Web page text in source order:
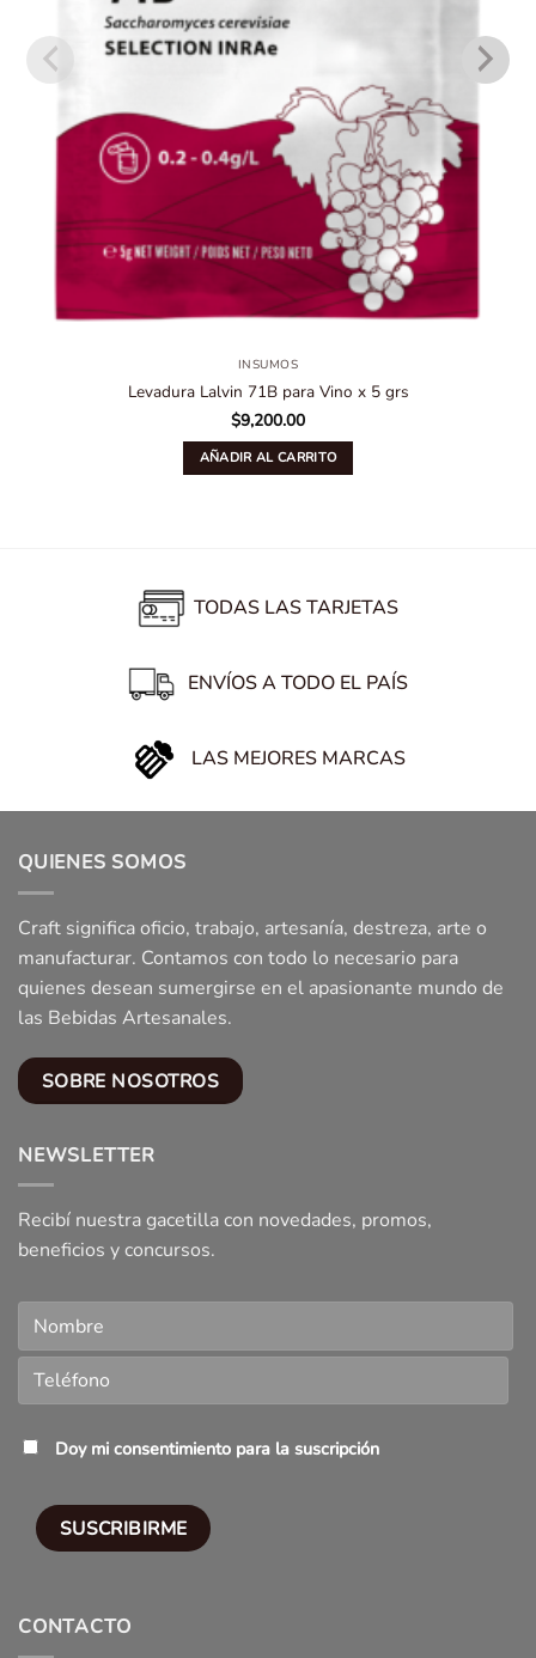
INSUMOS
Levadura Lalvin 71B para Vino x 5 grs
$9,200.00
AÑADIR AL CARRITO
TODAS LAS TARJETAS
ENVÍOS A TODO EL PAÍS
LAS MEJORES MARCAS
QUIENES SOMOS
Craft significa oficio, trabajo, artesanía, destreza, arte o
manufacturar. Contamos con todo lo necesario para
quienes desean sumergirse en el apasionante mundo de
las Bebidas Artesanales.
SOBRE NOSOTROS
NEWSLETTER
Recibí nuestra gacetilla con novedades, promos,
beneficios y concursos.
Doy mi consentimiento para la suscripción
CONTACTO